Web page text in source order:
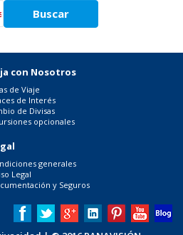
con Nosotros
de Viaje
de Interés
de Divisas
opcionales
generales
Legal
y Seguros